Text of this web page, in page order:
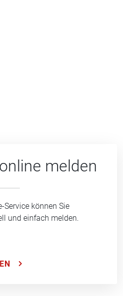
melden
Service können Sie
und einfach melden.